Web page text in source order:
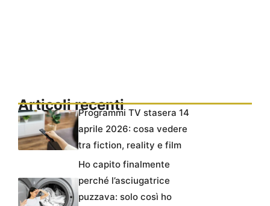
Articoli recentiProgrammi TV stasera 14
aprile 2026: cosa vedere
tra fiction, reality e film
Ho capito finalmente
perché l’asciugatrice
puzzava: solo così ho